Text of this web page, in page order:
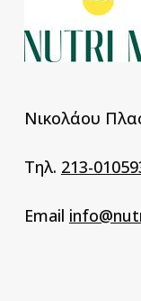
Νικολάου
Τηλ. 213-
Email